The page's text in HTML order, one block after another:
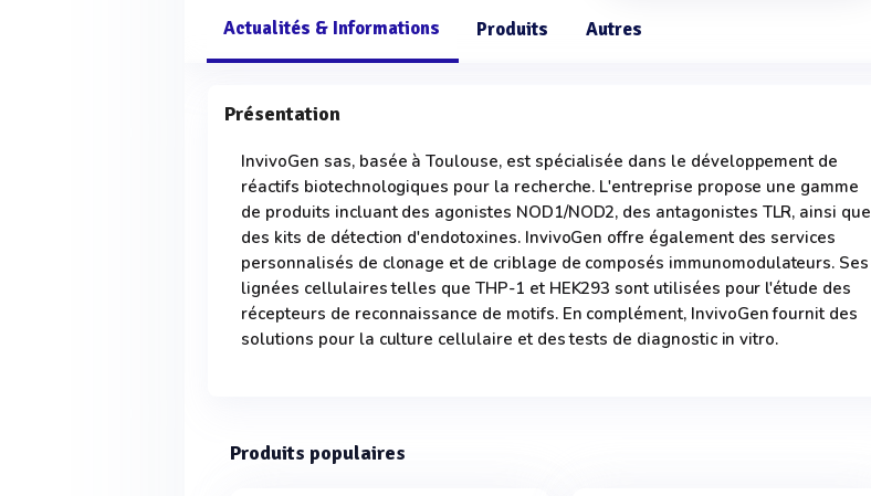
Actualités & Informations Produits Autres
Présentation
InvivoGen sas, basée à Toulouse, est spécialisée dans le développement de
réactifs biotechnologiques pour la recherche. L'entreprise propose une gamme
de produits incluant des agonistes NOD1/NOD2, des antagonistes TLR, ainsi que
des kits de détection d'endotoxines. InvivoGen offre également des services
personnalisés de clonage et de criblage de composés immunomodulateurs. Ses
lignées cellulaires telles que THP-1 et HEK293 sont utilisées pour l'étude des
récepteurs de reconnaissance de motifs. En complément, InvivoGen fournit des
solutions pour la culture cellulaire et des tests de diagnostic in vitro.
Produits populaires